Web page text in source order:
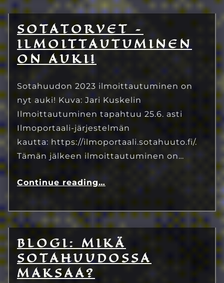
SOTATORVET –
ILMOITTAUTUMINEN
ON AUKI!
Sotahuudon 2023 ilmoittautuminen on
nyt auki! Kuva: Jari Kuskelin
Ilmoittautuminen tapahtuu 25.6. asti
Ilmoportaali-järjestelmän
kautta: https://ilmoportaali.sotahuuto.fi/.
Tämän jälkeen ilmoittautuminen on…
Continue reading…
10.6.2023
Eetu Kinnunen
BLOGI: MIKÄ
SOTAHUUDOSSA
MAKSAA?
8.6.2023
Eetu Kinnunen